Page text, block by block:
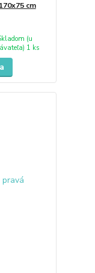
cm
(u
1 ks